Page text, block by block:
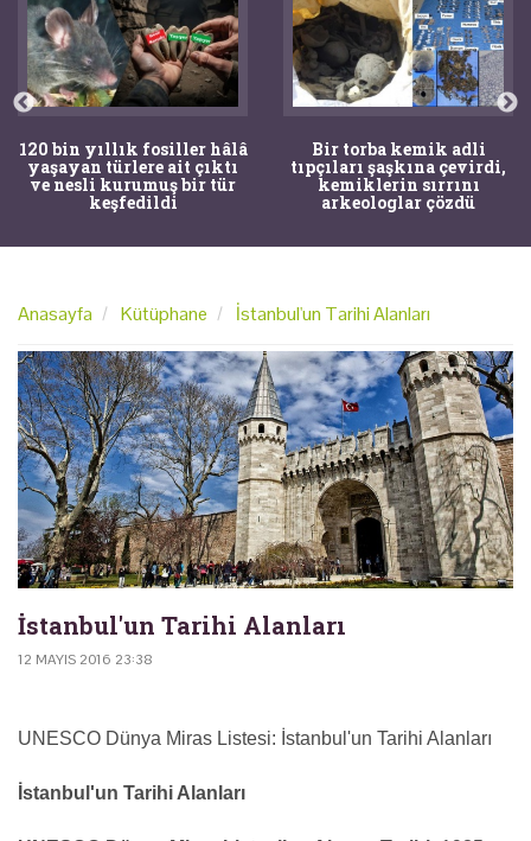
120 bin yıllık fosiller hâlâ
yaşayan türlere ait çıktı
ve nesli kurumuş bir tür
keşfedildi
Bir torba kemik adli
tıpçıları şaşkına çevirdi,
kemiklerin sırrını
arkeologlar çözdü
Anasayfa Kütüphane İstanbul'un Tarihi Alanları
İstanbul'un Tarihi Alanları
12 MAYIS 2016 23:38
UNESCO Dünya Miras Listesi: İstanbul'un Tarihi Alanları
İstanbul'un Tarihi Alanları